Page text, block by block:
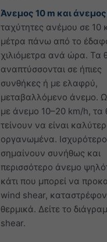
Άνεμος 10 m και
ταχύτητες ανέμου σε 10
μέτρα πάνω από το
χιλιόμετρα ανά ώρα. Τα
αναπτύσσονται σε ήπιες
συνθήκες ή με ελαφρύ,
μεταβαλλόμενο άνεμο.
με άνεμο 10–20 km/h, τα
τείνουν να είναι
οργανωμένα.
σημαίνουν συνήθως και
περισσότερο άνεμο
κάτι που μπορεί να
wind shear,
θερμικά. Δείτε το
shear.